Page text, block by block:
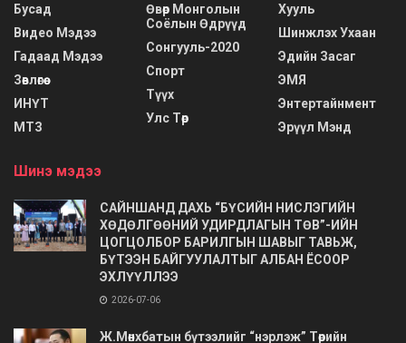
Бусад
Видео Мэдээ
Гадаад Мэдээ
Зөвлөгөө
ИНҮТ
МТЗ
Өвөр Монголын
Соёлын Өдрүүд
Сонгууль-2020
Спорт
Түүх
Улс Төр
Хууль
Шинжлэх Ухаан
Эдийн Засаг
ЭМЯ
Энтертайнмент
Эрүүл Мэнд
Шинэ мэдээ
САЙНШАНД ДАХЬ “БҮСИЙН НИСЛЭГИЙН
ХӨДӨЛГӨӨНИЙ УДИРДЛАГЫН ТӨВ”-ИЙН
ЦОГЦОЛБОР БАРИЛГЫН ШАВЫГ ТАВЬЖ,
БҮТЭЭН БАЙГУУЛАЛТЫГ АЛБАН ЁСООР
ЭХЛҮҮЛЛЭЭ
2026-07-06
Ж.Мөнхбатын бүтээлийг “нэрлэж” Төрийн